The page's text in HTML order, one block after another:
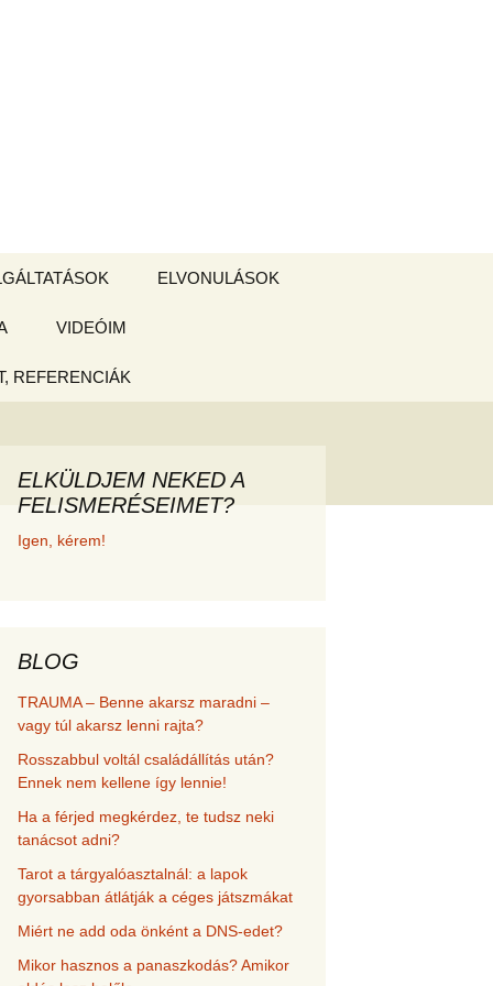
BOLT
ELVONULÁSOK
VIDEÓIM
REFERENCIÁK
az új
és
ELKÜLDJEM NEKED A
FELISMERÉSEIMET?
Igen, kérem!
BLOG
TRAUMA – Benne akarsz maradni –
vagy túl akarsz lenni rajta?
Rosszabbul voltál családállítás után?
Ennek nem kellene így lennie!
Ha a férjed megkérdez, te tudsz neki
tanácsot adni?
Tarot a tárgyalóasztalnál: a lapok
gyorsabban átlátják a céges játszmákat
Miért ne add oda önként a DNS-edet?
Mikor hasznos a panaszkodás? Amikor